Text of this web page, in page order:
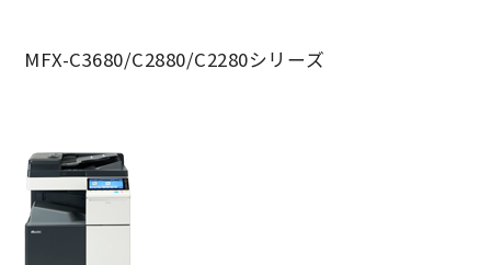
MFX-C3680/C2880/C2280シリーズ